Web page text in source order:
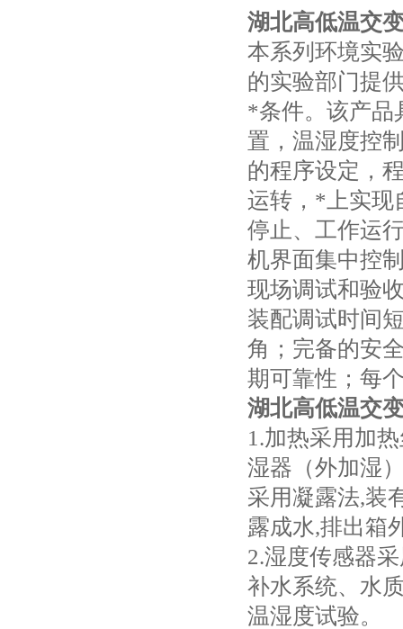
湖北高低温交
本系列环境实
的实验部门提
*条件。该产品
置，温湿度控
的程序设定，
运转，*上实现
停止、工作运
机界面集中控
现场调试和验
装配调试时间
角；完备的安
期可靠性；每
湖北高低温交
1.加热采用加
湿器（外加湿
采用凝露法,装
露成水,排出箱
2.湿度传感器
补水系统、水
温湿度试验。